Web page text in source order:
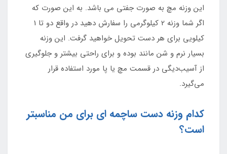
این وزنه مچ به صورت جفتی می باشد. به این صورت که
اگر شما وزنه 2 کیلوگرمی را سفارش دهید در واقع دو تا 1
کیلویی برای هر دست تحویل خواهید گرفت. این وزنه
بسیار نرم و شن مانند بوده و برای راحتی بیشتر و جلوگیری
از آسیب‌دیگی در قسمت مچ یا پا مورد استفاده قرار
می‌گیرد.
کدام وزنه دست ساچمه ای برای من مناسبتر
است؟